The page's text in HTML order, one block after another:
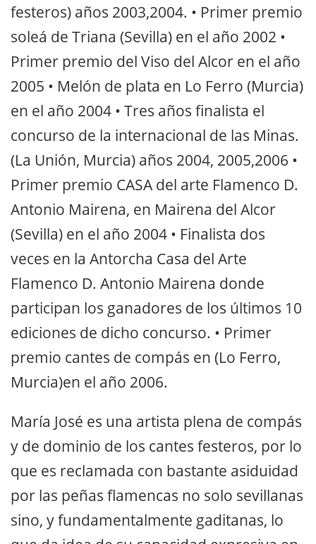
festeros) años 2003,2004. • Primer premio
soleá de Triana (Sevilla) en el año 2002 •
Primer premio del Viso del Alcor en el año
2005 • Melón de plata en Lo Ferro (Murcia)
en el año 2004 • Tres años finalista el
concurso de la internacional de las Minas.
(La Unión, Murcia) años 2004, 2005,2006 •
Primer premio CASA del arte Flamenco D.
Antonio Mairena, en Mairena del Alcor
(Sevilla) en el año 2004 • Finalista dos
veces en la Antorcha Casa del Arte
Flamenco D. Antonio Mairena donde
participan los ganadores de los últimos 10
ediciones de dicho concurso. • Primer
premio cantes de compás en (Lo Ferro,
Murcia)en el año 2006.
María José es una artista plena de compás
y de dominio de los cantes festeros, por lo
que es reclamada con bastante asiduidad
por las peñas flamencas no solo sevillanas
sino, y fundamentalmente gaditanas, lo